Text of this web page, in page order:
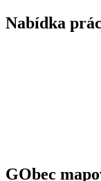
Nabídka
GObec